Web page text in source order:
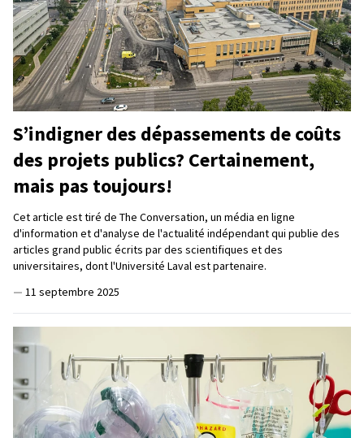
S’indigner des dépassements de coûts
des projets publics? Certainement,
mais pas toujours!
Cet article est tiré de The Conversation, un média en ligne
d'information et d'analyse de l'actualité indépendant qui publie des
articles grand public écrits par des scientifiques et des
universitaires, dont l'Université Laval est partenaire.
— 11 septembre 2025